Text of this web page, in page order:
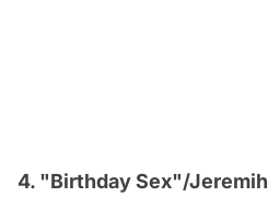
4. "Birthday Sex"/Jeremih